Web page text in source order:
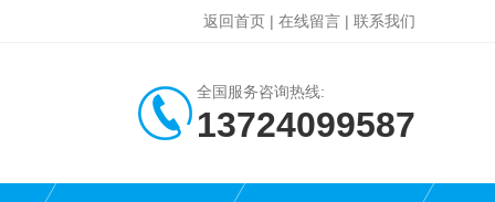
返回首页 | 在线留言 | 联系我们
全国服务咨询热线:
13724099587